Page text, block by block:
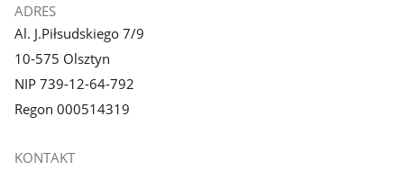
ADRES
Al. J.Piłsudskiego 7/9
10-575 Olsztyn
NIP 739-12-64-792
Regon 000514319
KONTAKT